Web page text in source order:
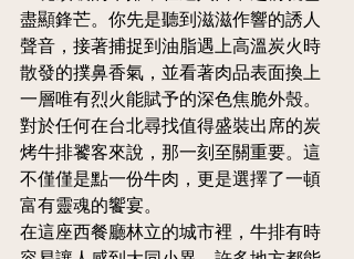
盡顯鋒芒。你先是聽到滋滋作響的誘人
聲音，接著捕捉到油脂遇上高溫炭火時
散發的撲鼻香氣，並看著肉品表面換上
一層唯有烈火能賦予的深色焦脆外殼。
對於任何在台北尋找值得盛裝出席的炭
烤牛排饕客來說，那一刻至關重要。這
不僅僅是點一份牛肉，更是選擇了一頓
富有靈魂的饗宴。
在這座西餐廳林立的城市裡，牛排有時